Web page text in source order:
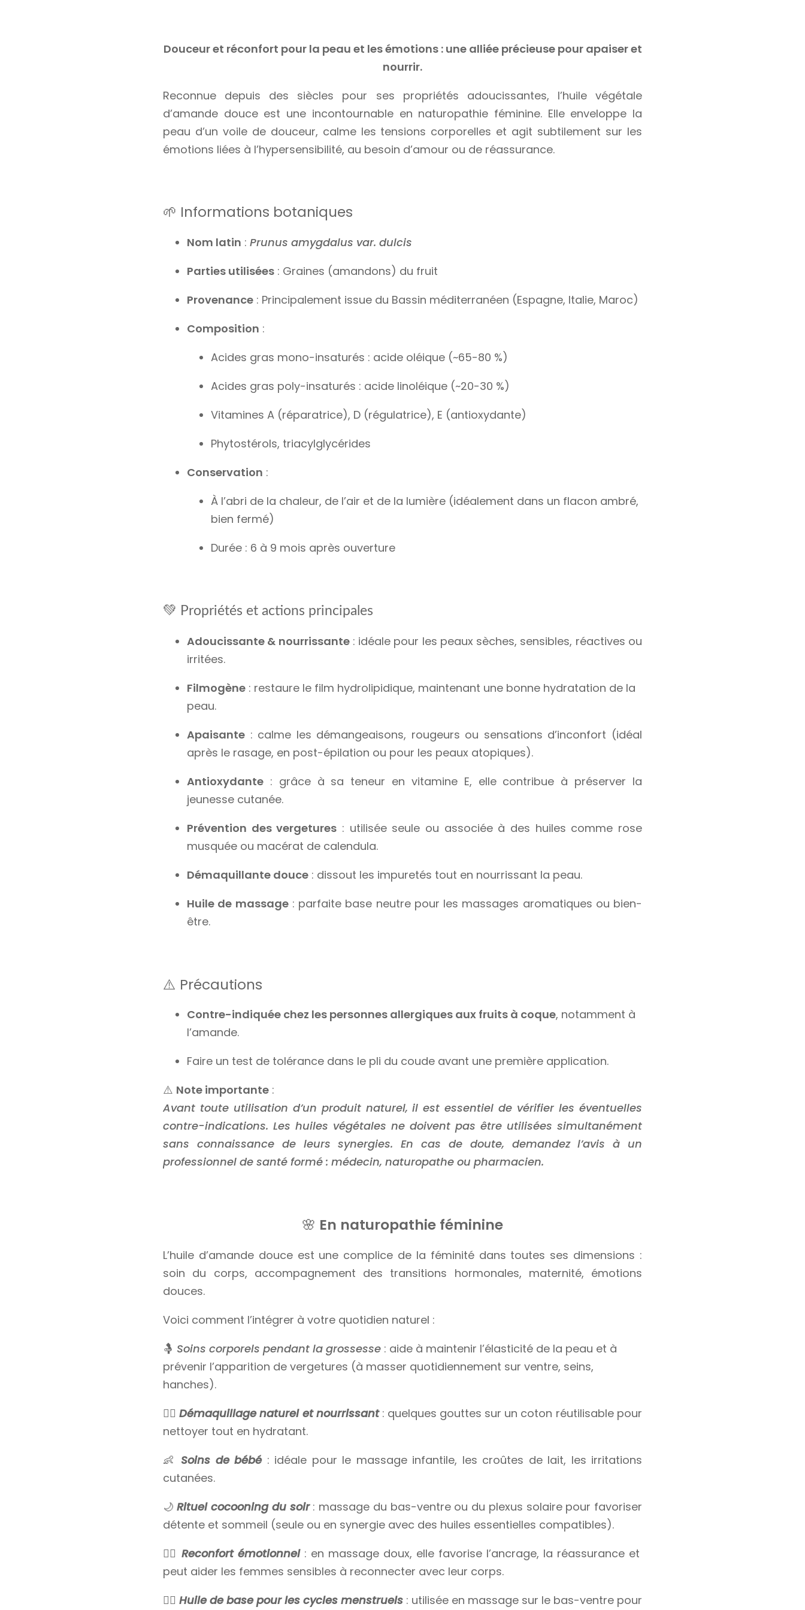
Douceur et réconfort pour la peau et les émotions : une alliée précieuse pour apaiser et
nourrir.
Reconnue depuis des siècles pour ses propriétés adoucissantes, l’huile végétale
d’amande douce est une incontournable en naturopathie féminine. Elle enveloppe la
peau d’un voile de douceur, calme les tensions corporelles et agit subtilement sur les
émotions liées à l’hypersensibilité, au besoin d’amour ou de réassurance.
🌱 Informations botaniques
Nom latin : Prunus amygdalus var. dulcis
Parties utilisées : Graines (amandons) du fruit
Provenance : Principalement issue du Bassin méditerranéen (Espagne, Italie, Maroc)
Composition :
Acides gras mono-insaturés : acide oléique (~65-80 %)
Acides gras poly-insaturés : acide linoléique (~20-30 %)
Vitamines A (réparatrice), D (régulatrice), E (antioxydante)
Phytostérols, triacylglycérides
Conservation :
À l’abri de la chaleur, de l’air et de la lumière (idéalement dans un flacon ambré,
bien fermé)
Durée : 6 à 9 mois après ouverture
💚 Propriétés et actions principales
Adoucissante & nourrissante: idéale pour les peaux sèches, sensibles, réactives ou
irritées.
Filmogène : restaure le film hydrolipidique, maintenant une bonne hydratation de la
peau.
Apaisante : calme les démangeaisons, rougeurs ou sensations d’inconfort (idéal
après le rasage, en post-épilation ou pour les peaux atopiques).
Antioxydante : grâce à sa teneur en vitamine E, elle contribue à préserver la
jeunesse cutanée.
Prévention des vergetures : utilisée seule ou associée à des huiles comme rose
musquée ou macérat de calendula.
Démaquillante douce : dissout les impuretés tout en nourrissant la peau.
Huile de massage: parfaite base neutre pour les massages aromatiques ou bien-
être.
⚠️ Précautions
Contre-indiquée chez les personnes allergiques aux fruits à coque, notamment à
l’amande.
Faire un test de tolérance dans le pli du coude avant une première application.
⚠️ Note importante :
Avant toute utilisation d’un produit naturel, il est essentiel de vérifier les éventuelles
contre-indications. Les huiles végétales ne doivent pas être utilisées simultanément
sans connaissance de leurs synergies. En cas de doute, demandez l’avis à un
professionnel de santé formé : médecin, naturopathe ou pharmacien.
🌸 En naturopathie féminine
L’huile d’amande douce est une complice de la féminité dans toutes ses dimensions :
soin du corps, accompagnement des transitions hormonales, maternité, émotions
douces.
Voici comment l’intégrer à votre quotidien naturel :
🤱 Soins corporels pendant la grossesse : aide à maintenir l’élasticité de la peau et à
prévenir l’apparition de vergetures (à masser quotidiennement sur ventre, seins,
hanches).
🧖‍♀️Démaquillage naturel et nourrissant: quelques gouttes sur un coton réutilisable pour
nettoyer tout en hydratant.
👶 Soins de bébé: idéale pour le massage infantile, les croûtes de lait, les irritations
cutanées.
🌙 Rituel cocooning du soir: massage du bas-ventre ou du plexus solaire pour favoriser
détente et sommeil (seule ou en synergie avec des huiles essentielles compatibles).
🧘‍♀️ Reconfort émotionnel: en massage doux, elle favorise l’ancrage, la réassurance et
peut aider les femmes sensibles à reconnecter avec leur corps.
💆‍♀️ Huile de base pour les cycles menstruels : utilisée en massage sur le bas-ventre pour